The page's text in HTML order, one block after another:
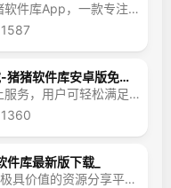
应用简介 欢迎下载猪猪软件库App，一款专注于提供修改版资源的软件库。在这里，您可以迅速找到各类常规软件的修改版本，有效节省会员费用。软件完全免费，即下载即使用，无需Root权限，欢迎有需要的用户前来下载体验！ 应用特色 本平台汇集了众多软件资源，涵盖各类类型，满足用户的一站式需求。 所有软件已按类别进行整理，用户可直接在平台上搜索所需软件。 平...
1587
猪猪软件库官网版下载-猪猪软件库安卓版免费下载2024最新
软件优势 提供全面线上服务，用户可轻松满足各类应用软件的需求。 功能全面且强大，为用户带来极致优质且周到的服务体验。 拥有快速搜索功能，用户只需输入关键词，即可迅速定位所需内容。 软件点评 猪猪软件库在软件资源领域堪称楷模，为广大用户提供了丰富的下载资源。所有上架的安装包均经过严格检测，确保安全可靠，无任何安全隐患，用户可放心下载。
1360
库最新版下载_
猪猪软件库APP是一款极具价值的资源分享平台，提供了丰富的下载选项，包括游戏集合、学习资料、影视应用以及助眠音频等多种类别。用户可以轻松地浏览分类寻找所需资源，或通过直接输入名称进行搜索。所有资源均经过严格筛选，保证绿色安全，用户可以安心下载。此外，平台还提供免费追剧、免费阅读小说以及无广告阅读小说等软件，供用户免费使用。